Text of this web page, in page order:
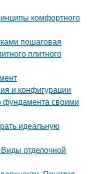
комфортного
пошаговая
плитного
и конфигурации
фундамента своими
идеальную
отделочной